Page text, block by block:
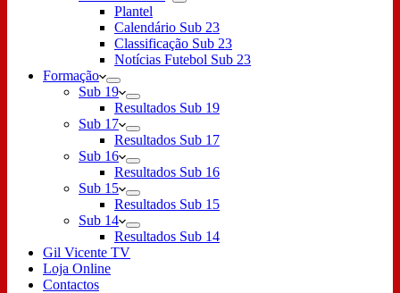
Plantel
Calendário Sub 23
Classificação Sub 23
Notícias Futebol Sub 23
Formação
Sub 19
Resultados Sub 19
Sub 17
Resultados Sub 17
Sub 16
Resultados Sub 16
Sub 15
Resultados Sub 15
Sub 14
Resultados Sub 14
Gil Vicente TV
Loja Online
Contactos